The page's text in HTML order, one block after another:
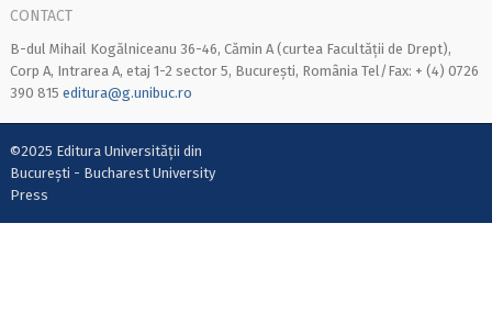
CONTACT
B-dul Mihail Kogălniceanu 36-46, Cămin A (curtea Facultății de Drept),
Corp A, Intrarea A, etaj 1-2 sector 5, București, România Tel/Fax: + (4) 0726
390 815 editura@g.unibuc.ro
©2025 Editura Universității din
București - Bucharest University
Press